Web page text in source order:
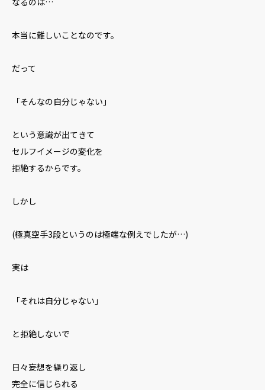
本当に難しいことなのです。
だって
「そんなの自分じゃない」
という意識が出てきて
セルフイメージの変化を
拒絶するからです。
しかし
(極真空手3段というのは極端な例えでしたが…)
実は
「それは自分じゃない」
と拒絶しないで
日々妄想を繰り返し
完全に信じられる